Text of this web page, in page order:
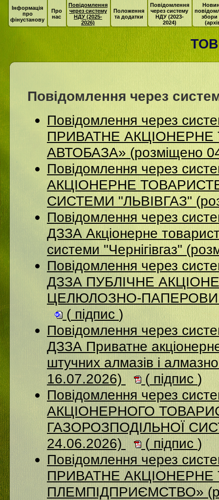
Інформація
про
фінустанову
Про
нас
Повідомлення
через систему
НДУ (2025-
2026)
Положення
та додатки
Повідомлення
через систему
НДУ (2023-
2024)
збори
Повідомлення через
Повідомлення через
ПРИВАТНЕ АКЦІОНЕРНЕ
АВТОБАЗА» (розміщено
Повідомлення через
АКЦІОНЕРНЕ
СИСТЕМИ "ЛЬВІВГАЗ"
Повідомлення через
ДЗЗА Акціонерне
системи "Чернігівгаз"
Повідомлення через
ДЗЗА ПУБЛІЧНЕ
ЦЕЛЮЛОЗНО-ПАПЕРОВИЙ
( підпис )
Повідомлення через
ДЗЗА Приватне
штучних алмазів і
16.07.2026)
( підпис)
Повідомлення через
АКЦІОНЕРНОГО
ГАЗОРОЗПОДІЛЬНОЇ
24.06.2026)
( підпис )
Повідомлення через
ПРИВАТНЕ АКЦІОНЕРНЕ
ПЛЕМПІДПРИЄМСТВО»